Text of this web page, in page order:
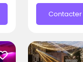
Contacter